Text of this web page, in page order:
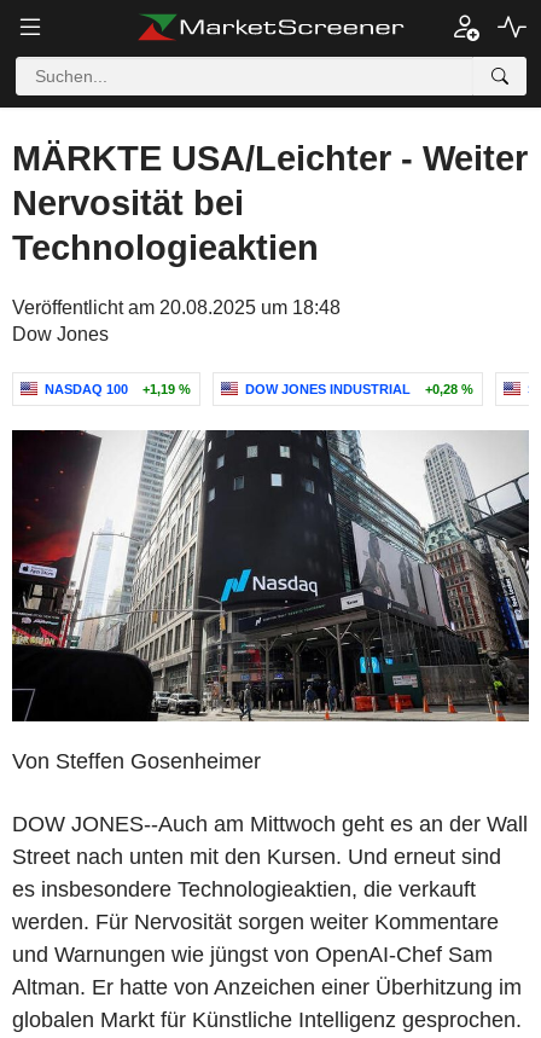
MÄRKTE USA/Leichter - Weiter
Nervosität bei
Technologieaktien
Veröffentlicht am 20.08.2025 um 18:48
Dow Jones
NASDAQ 100 +1,19 % DOW JONES INDUSTRIAL +0,28 %
Von Steffen Gosenheimer
DOW JONES--Auch am Mittwoch geht es an der Wall
Street nach unten mit den Kursen. Und erneut sind
es insbesondere Technologieaktien, die verkauft
werden. Für Nervosität sorgen weiter Kommentare
und Warnungen wie jüngst von OpenAI-Chef Sam
Altman. Er hatte von Anzeichen einer Überhitzung im
globalen Markt für Künstliche Intelligenz gesprochen.